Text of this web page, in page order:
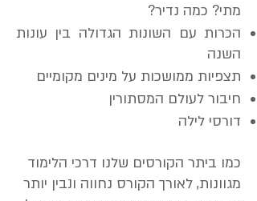
מתי? כמה נדיר?
הכרות עם השונות הגדולה בין עונות
השנה
תצפיות ממושכות על מינים מקומיים
חיבור לעולם המסתורין
דורסי לילה
כמו ביתר הקורסים שלנו דרכי הלימוד
מגוונות, לאורך הקורס נחווה ונבין יותר